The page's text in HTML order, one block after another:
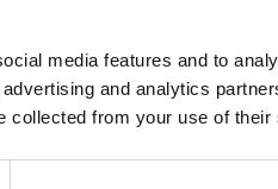
media features and to
and analytics
collected from your use of